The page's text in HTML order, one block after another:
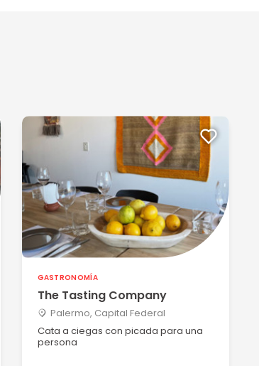
GASTRONOMÍA
The Tasting Company
Palermo, Capital Federal
Cata a ciegas con picada para una
persona